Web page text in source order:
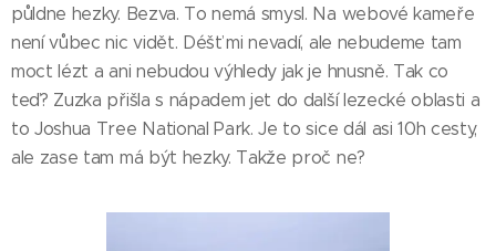
půldne hezky. Bezva. To nemá smysl. Na webové kameře
není vůbec nic vidět. Déšť mi nevadí, ale nebudeme tam
moct lézt a ani nebudou výhledy jak je hnusně. Tak co
teď? Zuzka přišla s nápadem jet do další lezecké oblasti a
to Joshua Tree National Park. Je to sice dál asi 10h cesty,
ale zase tam má být hezky. Takže proč ne?